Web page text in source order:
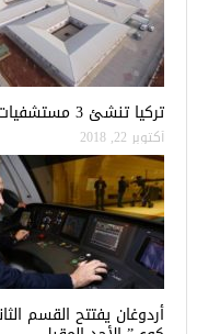
تركيا تنشئ 3 مستشفيات في مناطق درع الفرات بسوريا
أكتوبر 22, 2018
أردوغان يفتتح القسم